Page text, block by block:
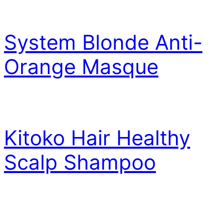
System Blonde Anti-
Orange Masque
Kitoko Hair Healthy
Scalp Shampoo